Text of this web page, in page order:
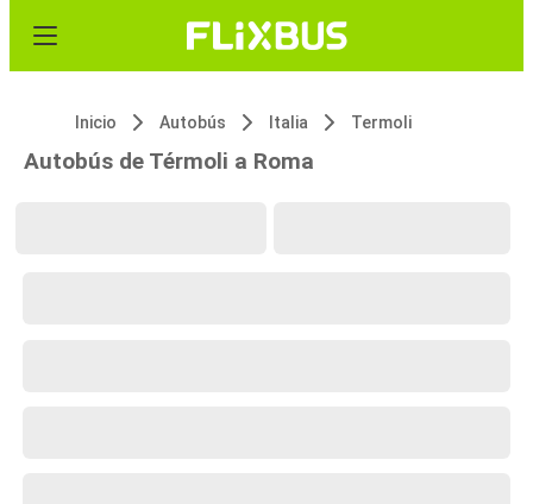
Inicio Autobús Italia Termoli
Autobús de Térmoli a Roma